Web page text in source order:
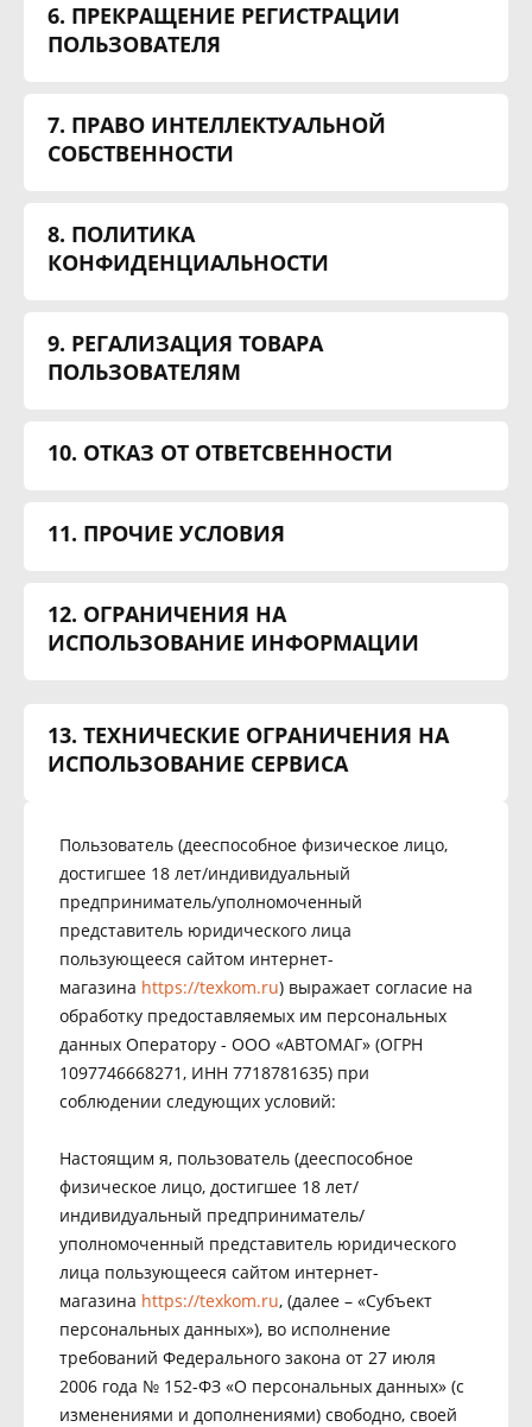
6. ПРЕКРАЩЕНИЕ РЕГИСТРАЦИИ
ПОЛЬЗОВАТЕЛЯ
7. ПРАВО ИНТЕЛЛЕКТУАЛЬНОЙ
СОБСТВЕННОСТИ
8. ПОЛИТИКА
КОНФИДЕНЦИАЛЬНОСТИ
9. РЕГАЛИЗАЦИЯ ТОВАРА
ПОЛЬЗОВАТЕЛЯМ
10. ОТКАЗ ОТ ОТВЕТСВЕННОСТИ
11. ПРОЧИЕ УСЛОВИЯ
12. ОГРАНИЧЕНИЯ НА
ИСПОЛЬЗОВАНИЕ ИНФОРМАЦИИ
13. ТЕХНИЧЕСКИЕ ОГРАНИЧЕНИЯ НА
ИСПОЛЬЗОВАНИЕ СЕРВИСА
Пользователь (дееспособное физическое лицо,
достигшее 18 лет/индивидуальный
предприниматель/уполномоченный
представитель юридического лица
пользующееся сайтом интернет-
магазина https://texkom.ru) выражает согласие на
обработку предоставляемых им персональных
данных Оператору - ООО «АВТОМАГ» (ОГРН
1097746668271, ИНН 7718781635) при
соблюдении следующих условий:
Настоящим я, пользователь (дееспособное
физическое лицо, достигшее 18 лет/
индивидуальный предприниматель/
уполномоченный представитель юридического
лица пользующееся сайтом интернет-
магазина https://texkom.ru, (далее – «Субъект
персональных данных»), во исполнение
требований Федерального закона от 27 июля
2006 года № 152-ФЗ «О персональных данных» (с
изменениями и дополнениями) свободно, своей